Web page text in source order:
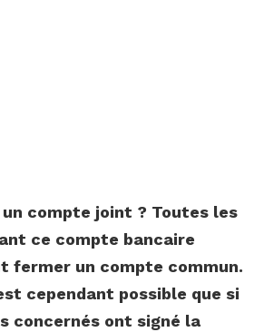
compte joint ? Toutes les
ce compte bancaire
fermer un compte commun.
cependant possible que si
concernés ont signé la